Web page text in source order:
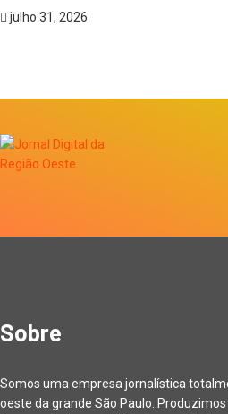
julho 31, 2026
Sobre
Somos uma empresa jornalística
oeste da grande São Paulo.